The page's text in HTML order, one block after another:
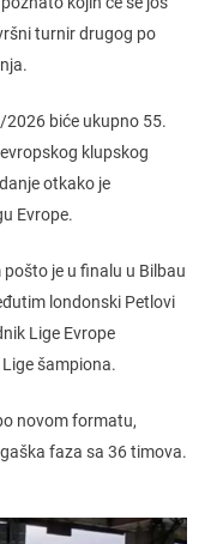
turnir drugog po
2026 biće ukupno 55.
klupskog
otkako je
Evrope.
pošto je u finalu u Bilbau
londonski Petlovi
Lige Evrope
šampiona.
novom formatu,
faza sa 36 timova.